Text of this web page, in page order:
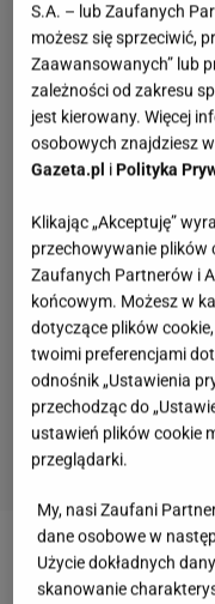
Te
komplet
S.A. – lub Zaufanych
możesz się sprzeciwić,
Zaawansowanych” lub
zależności od zakresu
jest kierowany. Więcej
osobowych znajdziesz
Gazeta.pl i Polityka
Klikając „Akceptuję”
przechowywanie plików
Zaufanych Partnerów i
końcowym. Możesz w
dotyczące plików
twoimi preferencjami
odnośnik „Ustawienia
przechodząc do
ustawień plików cookie
przeglądarki.
My, nasi Zaufani
dane osobowe w
Użycie dokładnych
skanowanie